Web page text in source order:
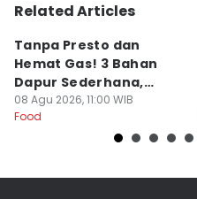
Related Articles
Tanpa Presto dan
Hemat Gas! 3 Bahan
Dapur Sederhana,
Daging Sapi Empuk
Dalam 15 Menit
08 Agu 2026, 11:00 WIB
Food